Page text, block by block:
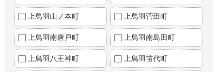
上鳥羽山ノ本町 上鳥羽菅田町
上鳥羽南唐戸町 上鳥羽南島田町
上鳥羽八王神町 上鳥羽苗代町